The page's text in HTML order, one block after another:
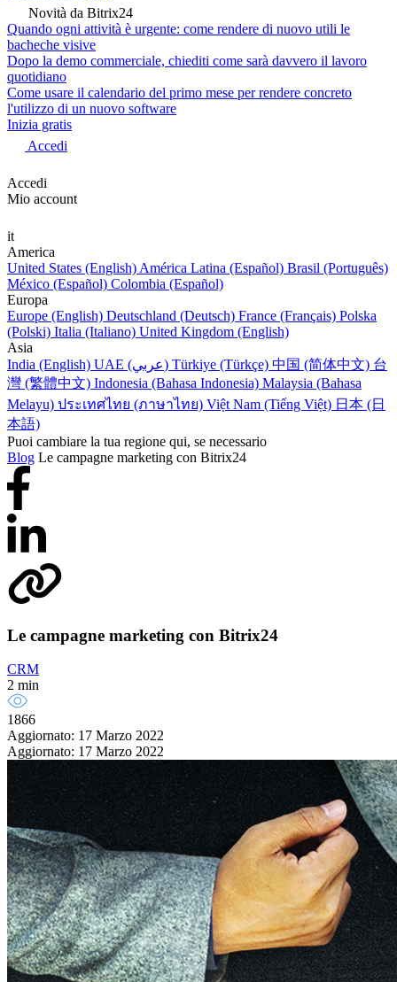
Novità da Bitrix24
Quando ogni attività è urgente: come rendere di nuovo utili le
bacheche visive
Dopo la demo commerciale, chiediti come sarà davvero il lavoro
quotidiano
Come usare il calendario del primo mese per rendere concreto
l'utilizzo di un nuovo software
Inizia gratis
Accedi
Accedi
Mio account
it
America
United States (English) América Latina (Español) Brasil (Português)
México (Español) Colombia (Español)
Europa
Europe (English) Deutschland (Deutsch) France (Français) Polska
(Polski) Italia (Italiano) United Kingdom (English)
Asia
India (English)
UAE (عربي) Türkiye (Türkçe) 中国 (简体中文) 台
灣 (繁體中文) Indonesia (Bahasa Indonesia) Malaysia (Bahasa
Melayu) ประเทศไทย (ภาษาไทย) Việt Nam (Tiếng Việt) 日本 (日
本語)
Puoi cambiare la tua regione qui, se necessario
Blog Le campagne marketing con Bitrix24
Le campagne marketing con Bitrix24
CRM
2 min
1866
Aggiornato: 17 Marzo 2022
Aggiornato: 17 Marzo 2022